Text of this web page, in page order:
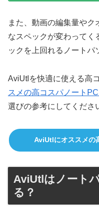
また、動画の編集量や
なスペックが変わってく
ックを上回れるノートパ
AviUtlを快適に使える高
スメの高コスパノート
選びの参考にしてくださ
AviUtlにオススメの
AviUtlはノート
る？